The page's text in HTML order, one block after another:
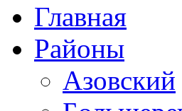
Главная
Районы
Азовский